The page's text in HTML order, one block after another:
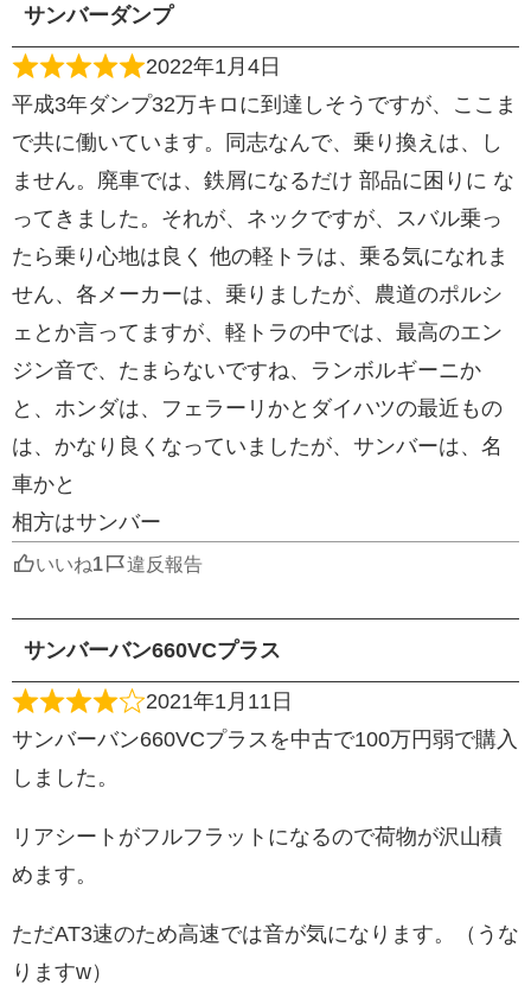
サンバーダンプ
2022年1月4日
平成3年ダンプ32万キロに到達しそうですが、ここま
で共に働いています。同志なんで、乗り換えは、し
ません。廃車では、鉄屑になるだけ 部品に困りに な
ってきました。それが、ネックですが、スバル乗っ
たら乗り心地は良く 他の軽トラは、乗る気になれま
せん、各メーカーは、乗りましたが、農道のポルシ
ェとか言ってますが、軽トラの中では、最高のエン
ジン音で、たまらないですね、ランボルギーニか
と、ホンダは、フェラーリかとダイハツの最近もの
は、かなり良くなっていましたが、サンバーは、名
車かと
相方はサンバー
いいね 違反報告
サンバーバン660VCプラス
2021年1月11日
サンバーバン660VCプラスを中古で100万円弱で購入
しました。
リアシートがフルフラットになるので荷物が沢山積
めます。
ただAT3速のため高速では音が気になります。（うな
りますw）